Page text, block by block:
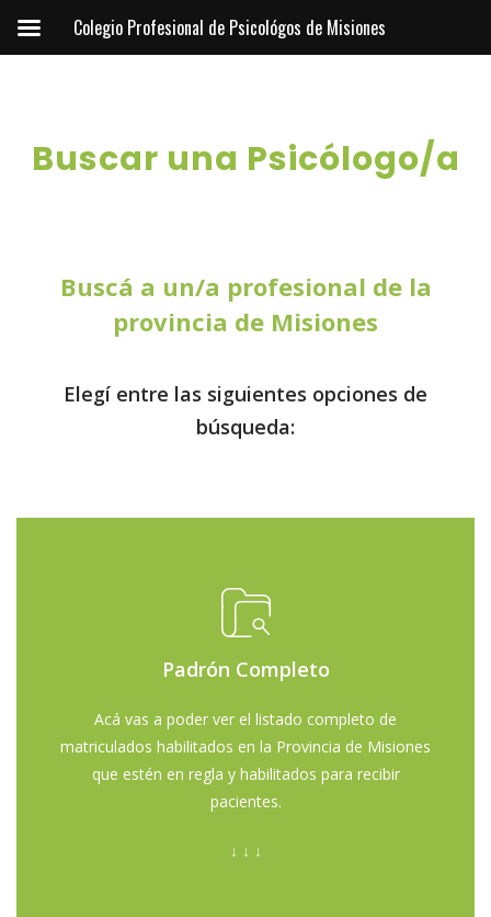
Buscar una Psicólogo/a
Buscá a un/a profesional de la
provincia de Misiones
Elegí entre las siguientes opciones de
búsqueda:
Padrón Completo
Acá vas a poder ver el listado completo de
matriculados habilitados en la Provincia de Misiones
que estén en regla y habilitados para recibir
pacientes.
↓ ↓ ↓
completo. En la celda de búsqueda (a la derecha de
la pantalla) vas a poder escribir el apellido o nombre
del profesional que buscás. También podés buscar
por localidad o matrícula.
Colegio Profesional de Psicológos de Misiones